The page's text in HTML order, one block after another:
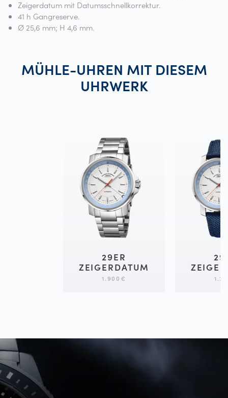
Zeigerdatum mit Datumsschnellkorrektur.
41 h Gangreserve.
Ø 25,6 mm; H 4,6 mm.
MÜHLE-UHREN MIT DIESEM
UHRWERK
29ER
ZEIGERDATUM
1.900 €